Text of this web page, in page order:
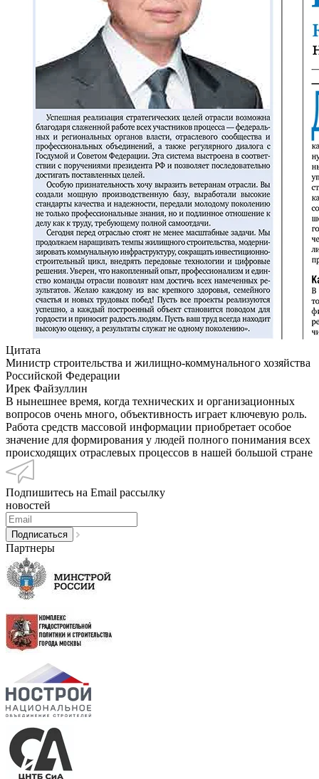
Цитата
Министр строительства и жилищно-коммунального хозяйства
Российской Федерации
Ирек Файзуллин
В нынешнее время, когда технических и организационных
вопросов очень много, объективность играет ключевую роль.
Работа средств массовой информации приобретает особое
значение для формирования у людей полного понимания всех
происходящих отраслевых процессов в нашей большой стране
Подпишитесь на Email рассылку
новостей
Партнеры